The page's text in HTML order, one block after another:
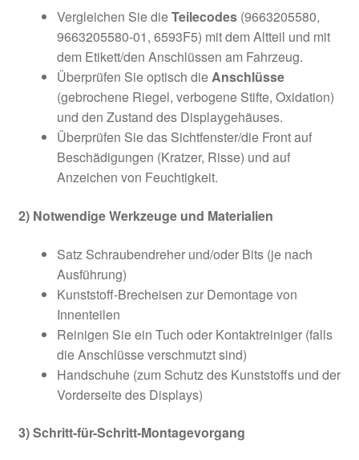
Vergleichen Sie dieTeilecodes(9663205580,
9663205580-01, 6593F5) mit dem Altteil und mit
dem Etikett/den Anschlüssen am Fahrzeug.
Überprüfen Sie optisch dieAnschlüsse
(gebrochene Riegel, verbogene Stifte, Oxidation)
und den Zustand des Displaygehäuses.
Überprüfen Sie das Sichtfenster/die Front auf
Beschädigungen (Kratzer, Risse) und auf
Anzeichen von Feuchtigkeit.
2) Notwendige Werkzeuge und Materialien
Satz Schraubendreher und/oder Bits (je nach
Ausführung)
Kunststoff-Brecheisen zur Demontage von
Innenteilen
Reinigen Sie ein Tuch oder Kontaktreiniger (falls
die Anschlüsse verschmutzt sind)
Handschuhe (zum Schutz des Kunststoffs und der
Vorderseite des Displays)
3) Schritt-für-Schritt-Montagevorgang